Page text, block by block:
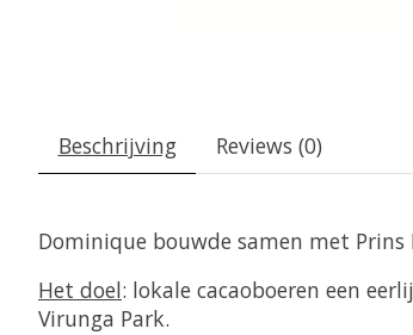
Beschrijving Reviews (0)
Dominique bouwde samen met
Het doel: lokale cacaoboeren een
Virunga Park.